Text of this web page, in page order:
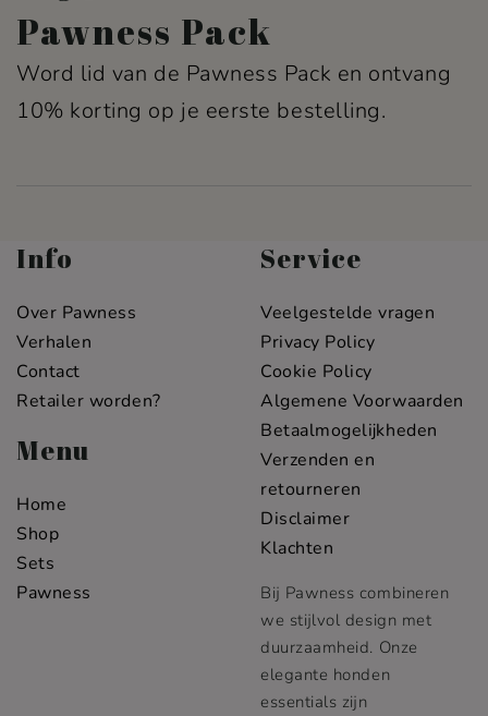
Pawness Pack
Word lid van de Pawness Pack en ontvang
10% korting op je eerste bestelling.
Info
Over Pawness
Verhalen
Contact
Retailer worden?
Menu
Home
Shop
Sets
Pawness
Service
Veelgestelde vragen
Privacy Policy
Cookie Policy
Algemene Voorwaarden
Betaalmogelijkheden
Verzenden en
retourneren
Disclaimer
Klachten
Bij Pawness combineren
we stijlvol design met
duurzaamheid. Onze
elegante honden
essentials zijn